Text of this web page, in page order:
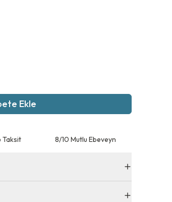
Ekle
Taksit 8/10 Mutlu Ebeveyn